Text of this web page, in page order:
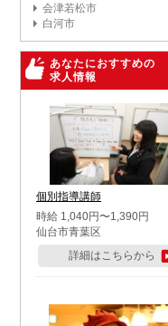
会津若松市
白河市
あなたにおすすめの
求人情報
個別指導講師
時給 1,040円〜1,390円
仙台市青葉区
詳細はこちらから